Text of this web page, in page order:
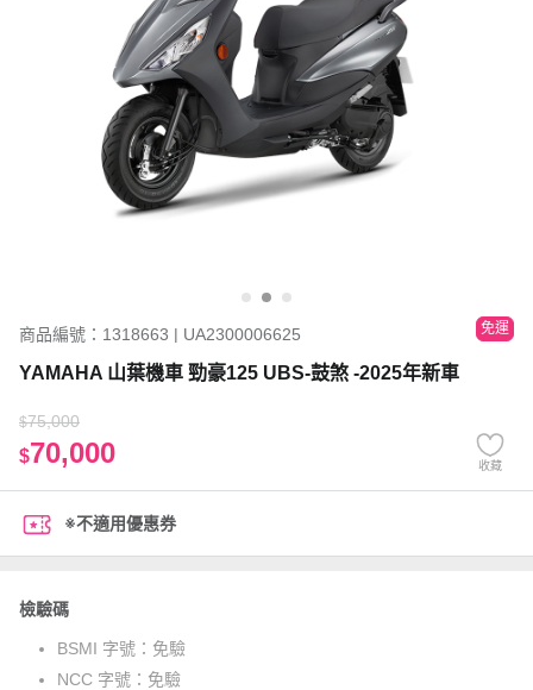
商品編號：1318663 | UA2300006625 免運
YAMAHA 山葉機車 勁豪125 UBS-鼓煞 -2025年新車
$75,000
$70,000 收藏
※不適用優惠券
檢驗碼
BSMI 字號： 免驗
NCC 字號： 免驗